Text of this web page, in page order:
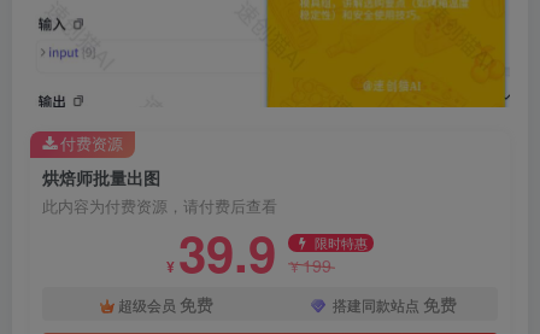
烘焙师批量出图
此内容为付费资源，请付费后查看
¥ 39.9 限时特惠
¥199
超级会员 免费 搭建同款站点 免费
付费资源